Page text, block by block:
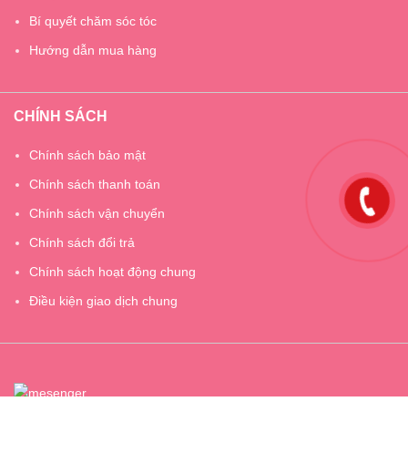
Bí quyết chăm sóc tóc
Hướng dẫn mua hàng
CHÍNH SÁCH
Chính sách bảo mật
Chính sách thanh toán
Chính sách vận chuyển
Chính sách đổi trả
Chính sách hoạt động chung
Điều kiện giao dịch chung